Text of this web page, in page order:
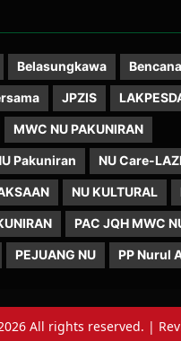
Belasungkawa
JPZIS
MWC NU PAKUNIRAN
Pakuniran NU Care-
NU KULTURAL
PAC JQH MWC
PEJUANG NU PP Nurul
All rights reserved. |